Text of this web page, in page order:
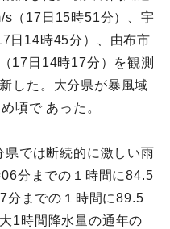
s（17日15時51分）、宇
日14時45分）、由布市
17日14時17分）を観測
した。大分県が暴風域
頃で あった。
県では断続的に激しい雨
分までの１時間に84.5
分までの１時間に89.5
1時間降水量の通年の